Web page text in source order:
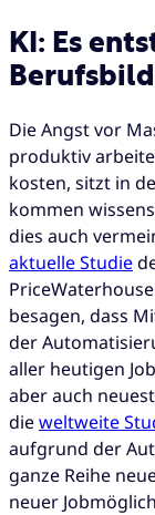
KI: Es
Die Angst vor
produktiv
kosten, sitzt in
kommen
dies auch
aktuelle Studie
besagen, dass
der
aller heutigen
aber auch
dieweltweite
aufgrund der
ganze Reihe
neuer